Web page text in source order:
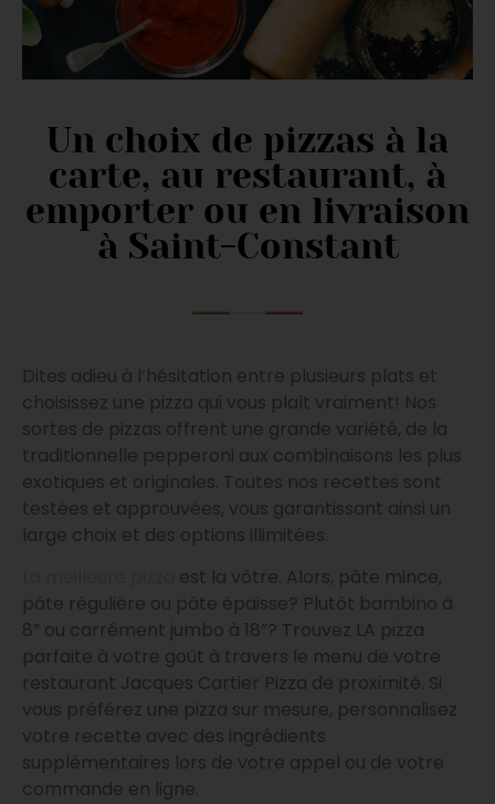
Un choix de pizzas à la
carte, au restaurant, à
emporter ou en livraison
à Saint-Constant
Dites adieu à l’hésitation entre plusieurs plats et
choisissez une pizza qui vous plaît vraiment! Nos
sortes de pizzas offrent une grande variété, de la
traditionnelle pepperoni aux combinaisons les plus
exotiques et originales. Toutes nos recettes sont
testées et approuvées, vous garantissant ainsi un
large choix et des options illimitées.
est la vôtre. Alors, pâte mince,
pâte régulière ou pâte épaisse? Plutôt bambino à
8” ou carrément jumbo à 18”? Trouvez LA pizza
parfaite à votre goût à travers le menu de votre
restaurant Jacques Cartier Pizza de proximité. Si
vous préférez une pizza sur mesure, personnalisez
votre recette avec des ingrédients
supplémentaires lors de votre appel ou de votre
commande en ligne.